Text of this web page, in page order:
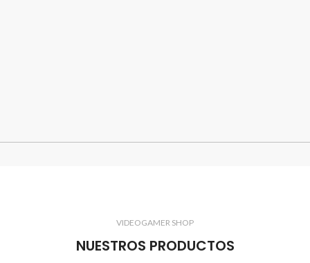
VIDEOGAMER SHOP
NUESTROS PRODUCTOS